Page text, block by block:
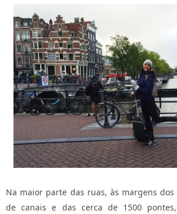
Na maior parte das ruas, às margens dos
de canais e das cerca de 1500